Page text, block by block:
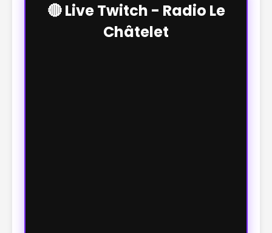
🔴 Live Twitch - Radio Le
Châtelet